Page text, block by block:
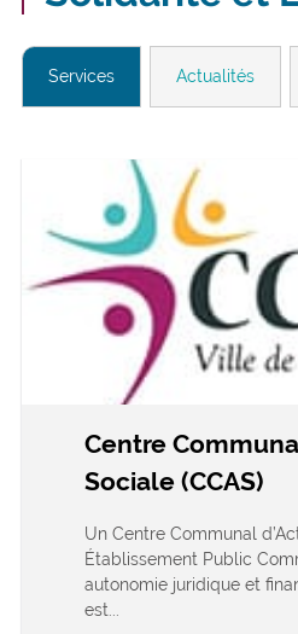
Services Actualités
Centre
Sociale (CCAS)
Un Centre Communal
Établissement Public
autonomie juridique et
est...